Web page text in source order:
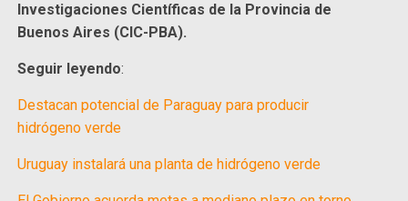
Investigaciones Científicas de la Provincia de
Buenos Aires (CIC-PBA).
Seguir leyendo:
Destacan potencial de Paraguay para producir
hidrógeno verde
Uruguay instalará una planta de hidrógeno verde